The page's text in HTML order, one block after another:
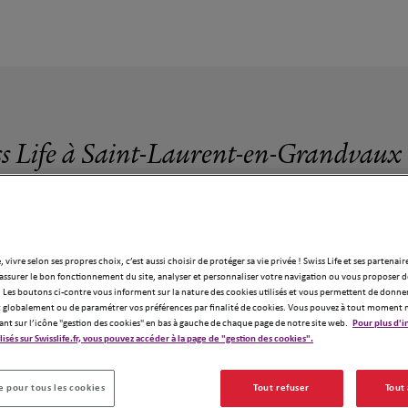
Life à Saint-Laurent-en-
Swiss Life à Saint-Laurent-en-
vivre selon ses propres choix, c’est aussi choisir de protéger sa vie privée ! Swiss Life et ses
le bon fonctionnement du site, analyser et personnaliser votre navigation ou vous proposer
Les boutons ci-contre vous informent sur la nature des cookies utilisés et vous permettent de
ou de paramétrer vos préférences par finalité de cookies. Vous pouvez à tout moment
sur l’icône "gestion des cookies" en bas à gauche de chaque page de notre site web.
Pour plus
sur Swisslife.fr, vous pouvez accéder à la page de "gestion des cookies".
pour tous les cookies Tout refuser